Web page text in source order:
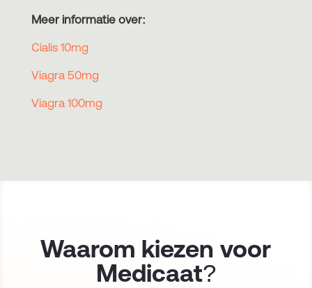
Meer informatie over:
Cialis 10mg
Viagra 50mg
Viagra 100mg
Waarom kiezen voor
Medicaat?